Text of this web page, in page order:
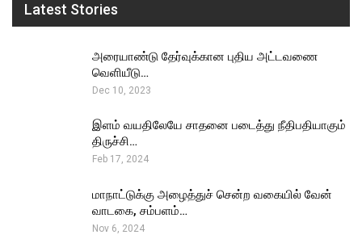
Latest Stories
அரையாண்டு தேர்வுக்கான புதிய அட்டவணை
வெளியீடு…
Dec 10, 2023
இளம் வயதிலேயே சாதனை படைத்து நீதிபதியாகும்
திருச்சி…
Feb 17, 2024
மாநாட்டுக்கு அழைத்துச் சென்ற வகையில் வேன்
வாடகை, சம்பளம்…
Nov 6, 2024